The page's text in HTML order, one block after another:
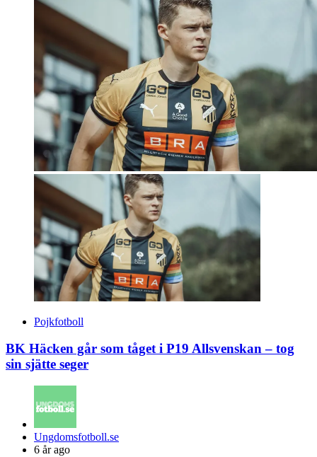
Pojkfotboll
BK Häcken går som tåget i P19 Allsvenskan – tog
sin sjätte seger
Posted
by
Ungdomsfotboll.se
6 år ago